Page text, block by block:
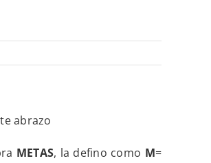
abrazo
METAS, la defino como M=